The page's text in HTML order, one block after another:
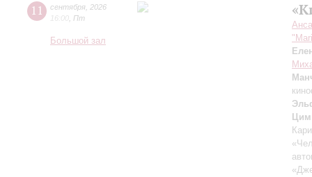
11 сентября 2026
16:00 Пт
Большой зал